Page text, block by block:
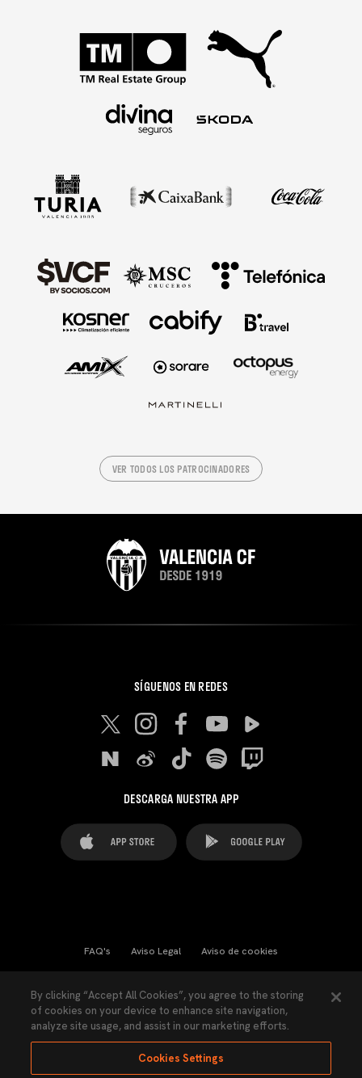
VER TODOS LOS PATROCINADORES
SÍGUENOS EN REDES
DESCARGA NUESTRA APP
FAQ's Aviso Legal Aviso de cookies
Ley Transparencia Política de Privacidad
Accesibilidad
By clicking “Accept All Cookies”, you agree to the storing
of cookies on your device to enhance site navigation,
analyze site usage, and assist in our marketing efforts.
Cookies Settings